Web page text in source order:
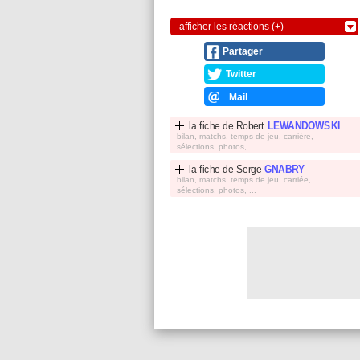
afficher les réactions (+)
Partager
Twitter
Mail
la fiche de Robert LEWANDOWSKI
bilan, matchs, temps de jeu, carriére,
sélections, photos, ...
la fiche de Serge GNABRY
bilan, matchs, temps de jeu, carriée,
sélections, photos, ...